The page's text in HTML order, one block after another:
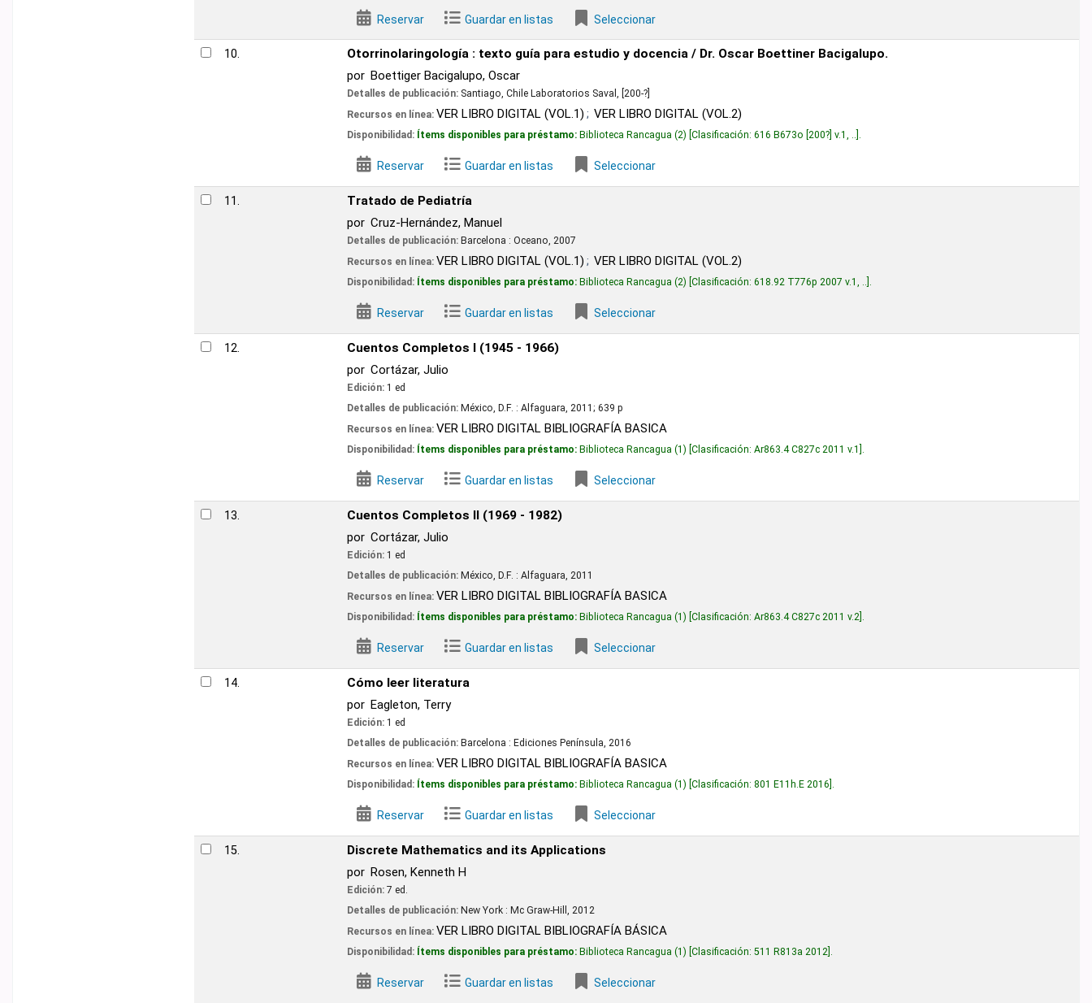
Guardar en listas Seleccionar
10. Otorrinolaringología : texto guía para estudio y docencia /Dr. Oscar Boettiner Bacigalupo.
Boettiger Bacigalupo, Oscar
Detalles de publicación:Santiago, ChileLaboratorios Saval, [200-?]
Recursos en línea:VER LIBRO DIGITAL (VOL.1) VER LIBRO DIGITAL (VOL.2)
Ítems disponibles para préstamo:Biblioteca Rancagua(2) Clasificación: 616 B673o [200?] v.1, .. .
Guardar en listas Seleccionar
11.
Tratado de Pediatría
Cruz-Hernández, Manuel
Detalles de publicación:Barcelona : Oceano, 2007
Recursos en línea:VER LIBRO DIGITAL (VOL.1) VER LIBRO DIGITAL (VOL.2)
Ítems disponibles para préstamo:Biblioteca Rancagua(2) Clasificación: 618.92 T776p 2007 v.1, .. .
Guardar en listas Seleccionar
12.
Cuentos Completos I (1945 - 1966)
Cortázar, Julio
Detalles de publicación:México, D.F. : Alfaguara, 2011; 639 p
Recursos en línea:VER LIBRO DIGITAL BIBLIOGRAFÍA BASICA
Ítems disponibles para préstamo:Biblioteca Rancagua(1) Clasificación: Ar863.4 C827c 2011 v.1 .
Guardar en listas Seleccionar
13.
Cuentos Completos II (1969 - 1982)
Cortázar, Julio
Detalles de publicación:México, D.F. : Alfaguara, 2011
Recursos en línea:VER LIBRO DIGITAL BIBLIOGRAFÍA BASICA
Ítems disponibles para préstamo:Biblioteca Rancagua(1) Clasificación: Ar863.4 C827c 2011 v.2 .
Guardar en listas Seleccionar
14.
Cómo leer literatura
Eagleton, Terry
Detalles de publicación:Barcelona : Ediciones Península, 2016
Recursos en línea:VER LIBRO DIGITAL BIBLIOGRAFÍA BASICA
Ítems disponibles para préstamo:Biblioteca Rancagua(1) Clasificación: 801 E11h.E 2016 .
Guardar en listas Seleccionar
15.
Discrete Mathematics and its Applications
Rosen, Kenneth H
Detalles de publicación:New York : Mc Graw-Hill, 2012
Recursos en línea:VER LIBRO DIGITAL BIBLIOGRAFÍA BÁSICA
Ítems disponibles para préstamo:Biblioteca Rancagua(1) Clasificación: 511 R813a 2012 .
Guardar en listas Seleccionar